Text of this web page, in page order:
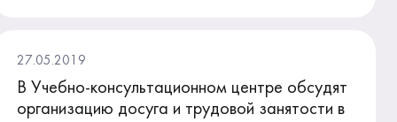
27.05.2019
В Учебно-консультационном центре обсудят
организацию досуга и трудовой занятости в